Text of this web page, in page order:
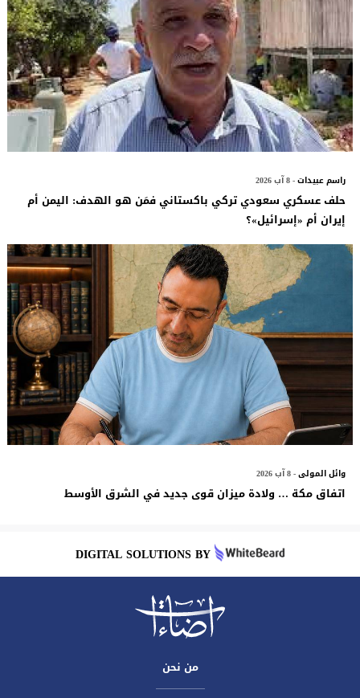
راسم عبيدات- 8 آب 2026
حلف عسكري سعودي تركي باكستاني فمَن هو الهدف: اليمن أم
إيران أم «إسرائيل»؟
وائل المولى- 8 آب 2026
اتفاق مكة … ولادة ميزان قوى جديد في الشرق الأوسط
DIGITAL SOLUTIONS BY
من نحن